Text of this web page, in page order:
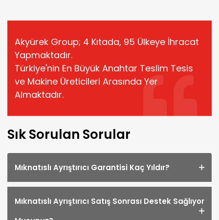
Akyürek Group; 4 Kıtada, 95 Ülkeye İhracat
Yapmaktadır.
Türkiye'nin En Büyük Anahtar Teslim Tesis
ve Makine Üreticileri Arasında Yer
Almaktadır.
Sık Sorulan Sorular
Mıknatıslı Ayrıştırıcı Garantisi Kaç Yıldır?
Mıknatıslı Ayrıştırıcı Satış Sonrası Destek Sağlıyor